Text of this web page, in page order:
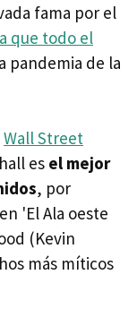
fama por el
que todo el
pandemia de la
Wall Street
es el mejor
, por
'El Ala oeste
(Kevin
más míticos